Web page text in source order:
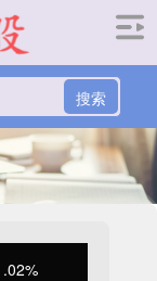
搜索